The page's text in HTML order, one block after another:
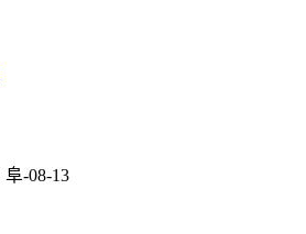
阜-08-13